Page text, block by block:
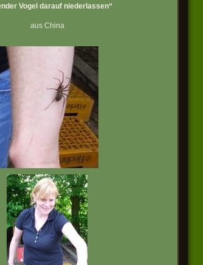
Vogel darauf niederlassen“
aus China